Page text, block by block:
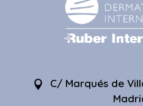
C/ Marqués de